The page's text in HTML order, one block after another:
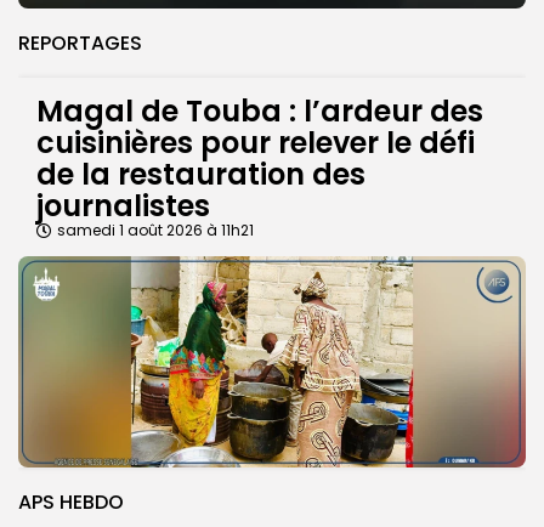
REPORTAGES
Magal de Touba : l’ardeur des
cuisinières pour relever le défi
de la restauration des
journalistes
samedi 1 août 2026 à 11h21
APS HEBDO